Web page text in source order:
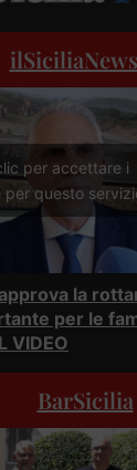
ilSiciliaNews
per accettare i
per questo
approva la
per le
VIDEO
BarSicilia